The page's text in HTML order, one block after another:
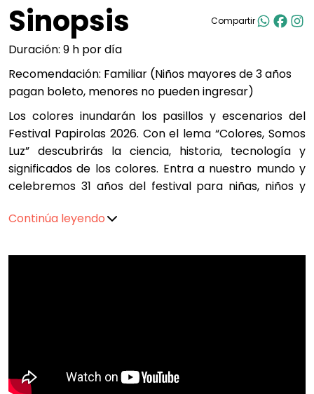
Sinopsis Compartir
Duración: 9 h por día
Recomendación: Familiar (Niños mayores de 3 años
pagan boleto, menores no pueden ingresar)
Los colores inundarán los pasillos y escenarios del
Festival Papirolas 2026. Con el lema “Colores, Somos
Luz” descubrirás la ciencia, historia, tecnología y
significados de los colores. Entra a nuestro mundo y
celebremos 31 años del festival para niñas, niños y
Continúa leyendo